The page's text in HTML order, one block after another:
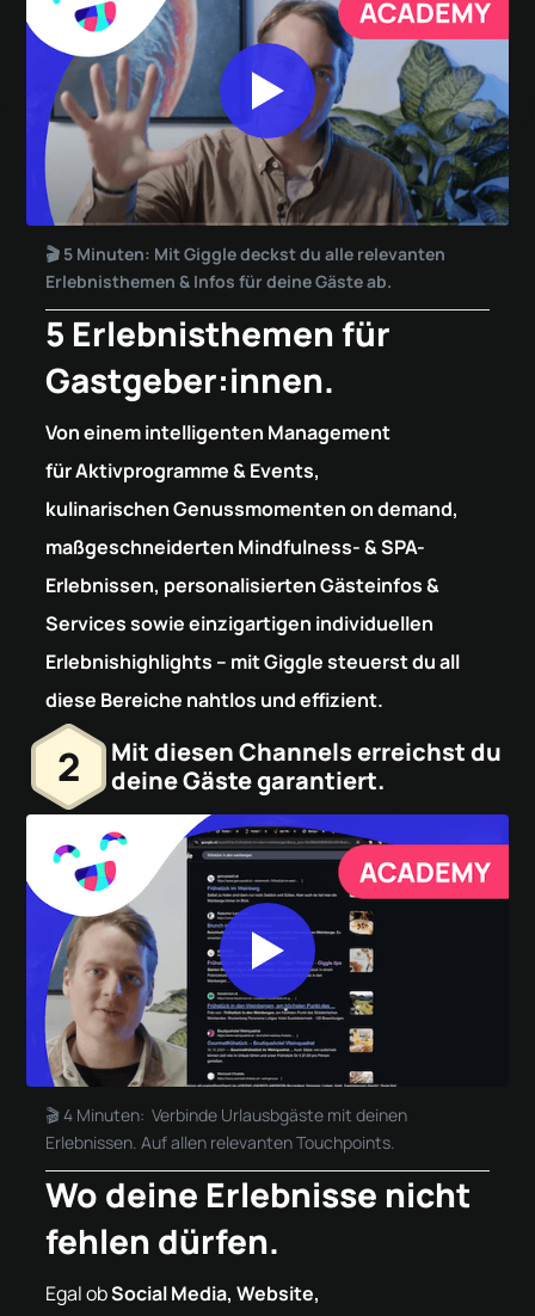
🎬 5 Minuten: Mit Giggle deckst du alle relevanten
Erlebnisthemen & Infos für deine Gäste ab.
5 Erlebnisthemen für
Gastgeber:innen.
Von einem intelligenten Management
für Aktivprogramme & Events,
kulinarischen Genussmomenten on demand,
maßgeschneiderten Mindfulness- & SPA-
Erlebnissen, personalisierten Gästeinfos &
Services sowie einzigartigen individuellen
Erlebnishighlights – mit Giggle steuerst du all
diese Bereiche nahtlos und effizient.
2
Mit diesen Channels erreichst du
deine Gäste garantiert.
🎬 4 Minuten: Verbinde Urlausbgäste mit deinen
Erlebnissen. Auf allen relevanten Touchpoints.
Wo deine Erlebnisse nicht
fehlen dürfen.
Egal obSocial Media, Website,